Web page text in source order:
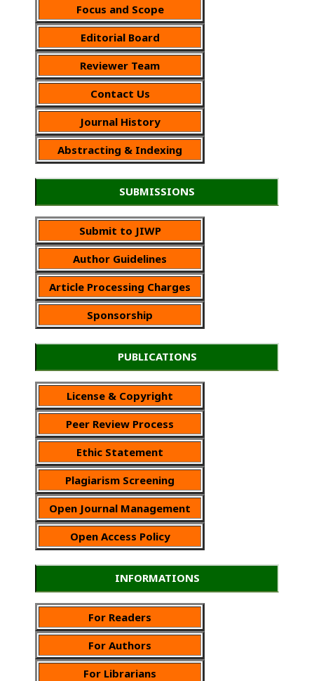
Focus and Scope
Editorial Board
Reviewer Team
Contact Us
Journal History
Abstracting & Indexing
SUBMISSIONS
Submit to JIWP
Author Guidelines
Article Processing Charges
Sponsorship
PUBLICATIONS
License & Copyright
Peer Review Process
Ethic Statement
Plagiarism Screening
Open Journal Management
Open Access Policy
INFORMATIONS
For Readers
For Authors
For Librarians